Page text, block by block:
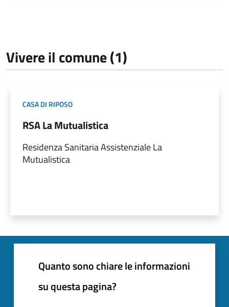
Vivere il comune (1)
CASA DI RIPOSO
RSA La Mutualistica
Residenza Sanitaria Assistenziale La
Mutualistica
Quanto sono chiare le informazioni
su questa pagina?